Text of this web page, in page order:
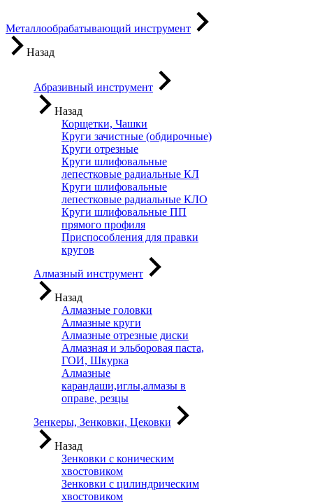
Металлообрабатывающий инструмент
Назад
Абразивный инструмент
Назад
Корщетки, Чашки
Круги зачистные (обдирочные)
Круги отрезные
Круги шлифовальные
лепестковые радиальные КЛ
Круги шлифовальные
лепестковые радиальные КЛО
Круги шлифовальные ПП
прямого профиля
Приспособления для правки
кругов
Алмазный инструмент
Назад
Алмазные головки
Алмазные круги
Алмазные отрезные диски
Алмазная и эльборовая паста,
ГОИ, Шкурка
Алмазные
карандаши,иглы,алмазы в
оправе, резцы
Зенкеры, Зенковки, Цековки
Назад
Зенковки с коническим
хвостовиком
Зенковки с цилиндрическим
хвостовиком